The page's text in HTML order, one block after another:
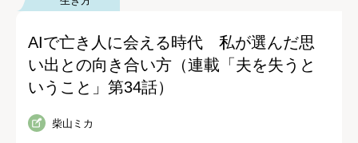
AIで亡き人に会える時代 私が選んだ思
い出との向き合い方（連載「夫を失うと
いうこと」第34話）
柴山ミカ